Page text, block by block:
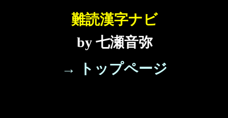
難読漢字ナビ
by 七瀬音弥
→ トップページ